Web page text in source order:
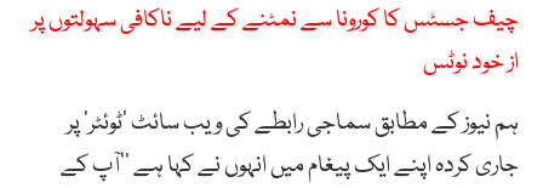
چیف جسٹس کا کورونا سے نمٹنے کے لیے ناکافی سہولتوں پر
از خود نوٹس
ہم نیوز کے مطابق سماجی رابطے کی ویب سائٹ ’ٹوئٹر‘ پر
جاری کردہ اپنے ایک پیغام میں انہوں نے کہا ہے ’’آپ کے